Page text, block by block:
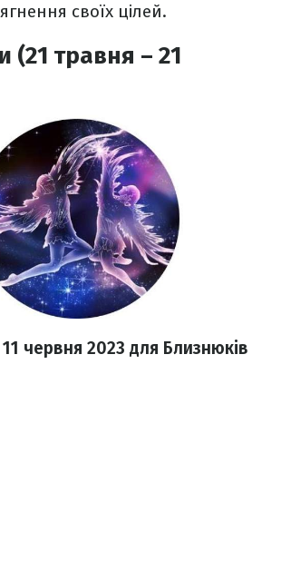
своїх цілей.
(21 травня – 21
червня 2023 для Близнюків